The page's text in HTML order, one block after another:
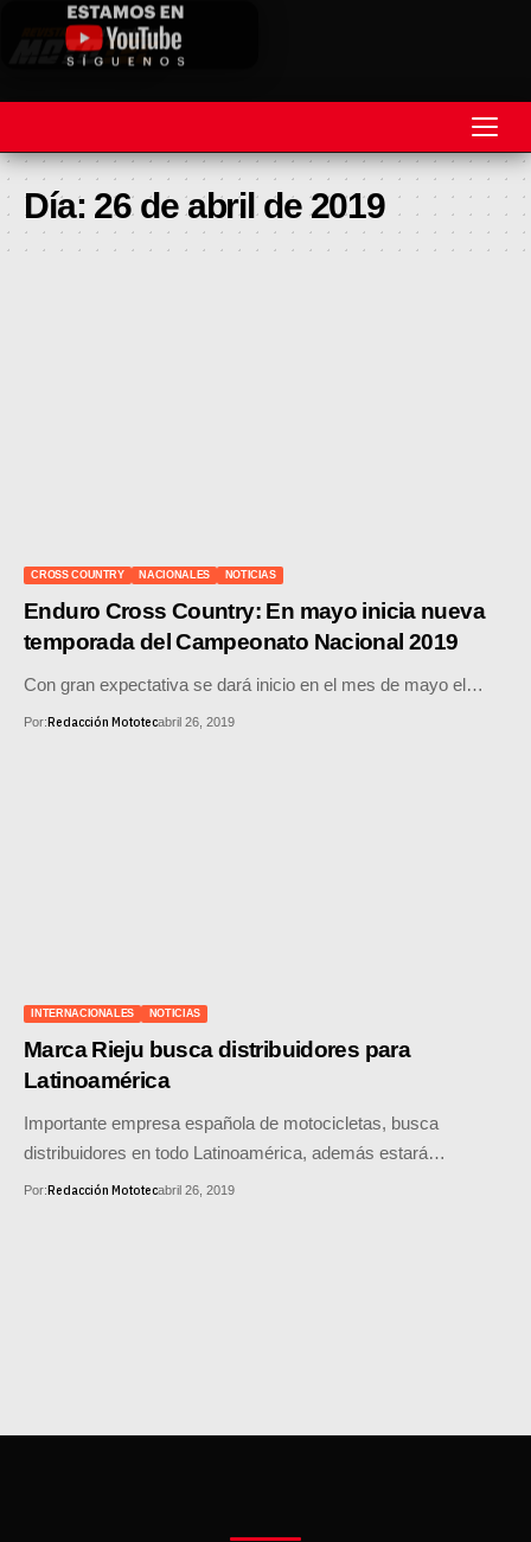
REVISTA
CROSS COUNTRY
MOTOS ACUÁTICAS
MOTOS HONDA PERÚ
MOTOS HERO PERÚ
MOTOS ZONTES PERÚ
Día: 26 de abril de 2019
CROSS COUNTRY NACIONALES NOTICIAS
Enduro Cross Country: En mayo inicia nueva
temporada del Campeonato Nacional 2019
Con gran expectativa se dará inicio en el mes de mayo el…
Por:Redacción Mototecabril 26, 2019
INTERNACIONALES NOTICIAS
Marca Rieju busca distribuidores para
Latinoamérica
Importante empresa española de motocicletas, busca
distribuidores en todo Latinoamérica, además estará…
Por:Redacción Mototecabril 26, 2019